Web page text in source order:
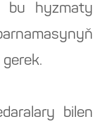
bu hyzmaty
bilen